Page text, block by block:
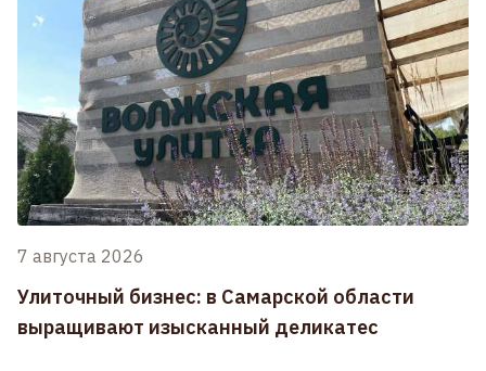
7 августа 2026
Улиточный бизнес: в Самарской области
выращивают изысканный деликатес